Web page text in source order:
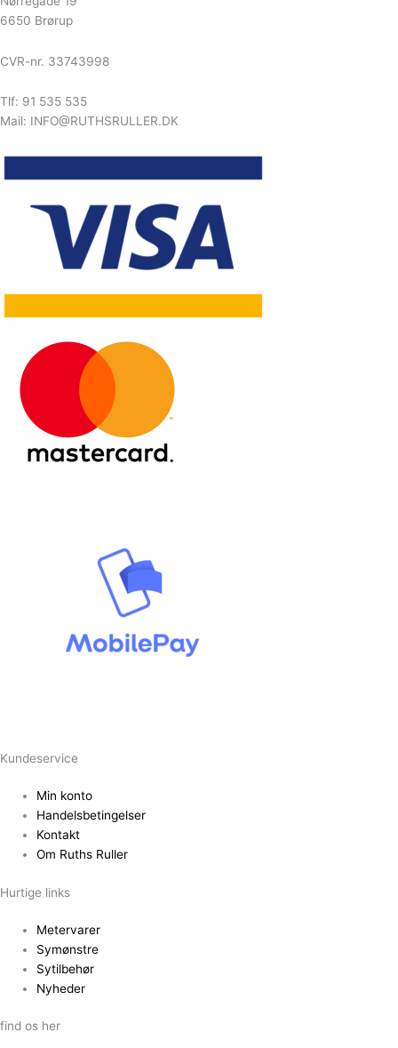
6650 Brørup
CVR-nr. 33743998
Tlf: 91 535 535
Mail: INFO@RUTHSRULLER.DK
Kundeservice
Min konto
Handelsbetingelser
Kontakt
Om Ruths Ruller
Hurtige links
Metervarer
Symønstre
Sytilbehør
Nyheder
find os her